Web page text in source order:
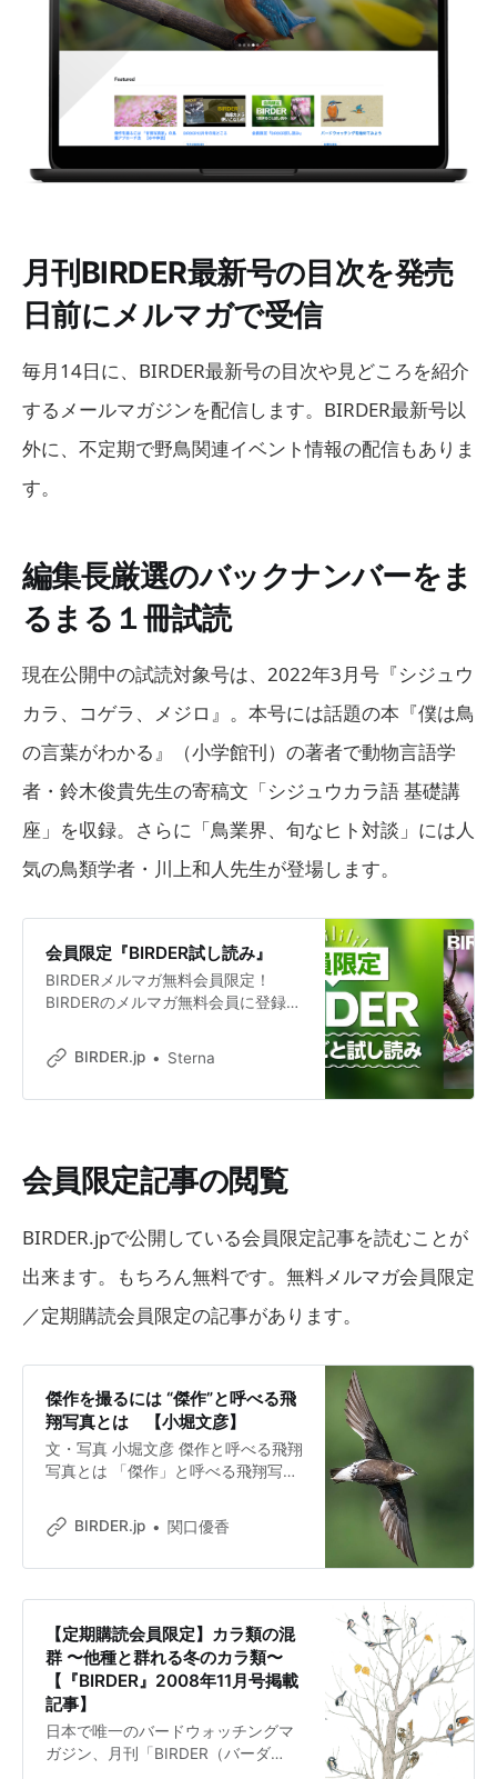
月刊BIRDER最新号の目次を発売
日前にメルマガで受信
毎月14日に、BIRDER最新号の目次や見どころを紹介
するメールマガジンを配信します。BIRDER最新号以
外に、不定期で野鳥関連イベント情報の配信もありま
す。
編集長厳選のバックナンバーをま
るまる１冊試読
現在公開中の試読対象号は、2022年3月号『シジュウ
カラ、コゲラ、メジロ』。本号には話題の本『僕は鳥
の言葉がわかる』（小学館刊）の著者で動物言語学
者・鈴木俊貴先生の寄稿文「シジュウカラ語 基礎講
座」を収録。さらに「鳥業界、旬なヒト対談」には人
気の鳥類学者・川上和人先生が登場します。
会員限定『BIRDER試し読み』
BIRDERメルマガ無料会員限定！
BIRDERのメルマガ無料会員に登録す
るごと試し読みいただけます。
2022年3月号は話題の本『僕は鳥の
談」には人気の鳥類学者・川上和人
先生が登場します。
BIRDER.jp Sterna
会員限定記事の閲覧
BIRDER.jpで公開している会員限定記事を読むことが
出来ます。もちろん無料です。無料メルマガ会員限定
／定期購読会員限定の記事があります。
傑作を撮るには “傑作”と呼べる飛
翔写真とは 【小堀文彦】
文・写真 小堀文彦 傑作と呼べる飛翔
写真とは 「傑作」と呼べる飛翔写真
撮影できれば、確かにそれはそれで
価値あるものだろう。 しかし、私は
いる。 その価値とは「鳥の意思」
だ。当たり前だが、鳥は生きるため
に自らの意思で飛んでいるのだ。 写
真になる“瞬間”を予知する 「プリ撮
影で連写すれば、飛翔写真は成功す
る」と思われがちだが、「なぜ飛び
出したのか」がわからなければ、鳥
の意思を感じる作品は生まれないだ
BIRDER.jp 関口優香
【定期購読会員限定】カラ類の混
群 〜他種と群れる冬のカラ類〜
【『BIRDER』2008年11月号掲載
記事】
日本で唯一のバードウォッチングマ
ガジン、月刊「BIRDER（バーダ